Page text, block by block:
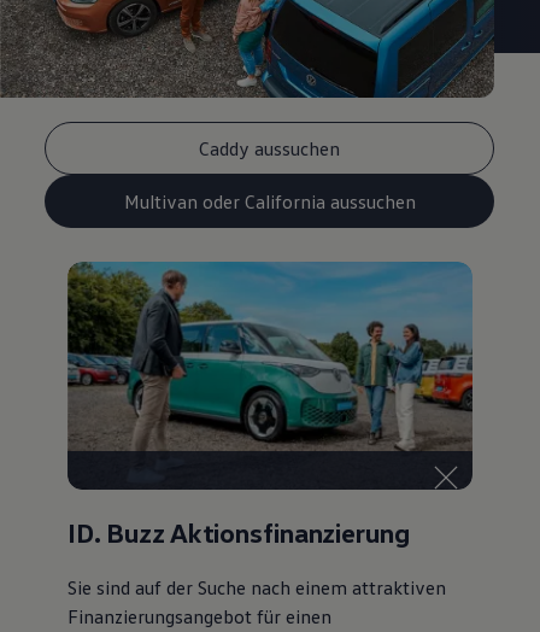
Caddy aussuchen
Multivan oder California aussuchen
ID. Buzz Aktionsfinanzierung
Sie sind auf der Suche nach einem attraktiven
Finanzierungsangebotfür einen